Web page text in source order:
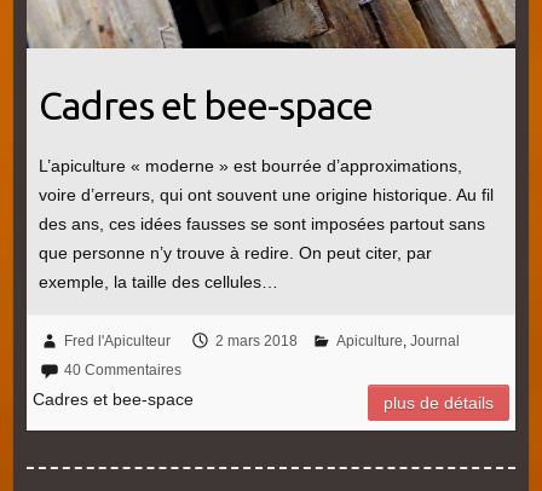
Cadres et bee-space
L’apiculture « moderne » est bourrée d’approximations,
voire d’erreurs, qui ont souvent une origine historique. Au fil
des ans, ces idées fausses se sont imposées partout sans
que personne n’y trouve à redire. On peut citer, par
exemple, la taille des cellules…
Fred l'Apiculteur 2 mars 2018 Apiculture, Journal
40 Commentaires
Cadres et bee-space plus de détails